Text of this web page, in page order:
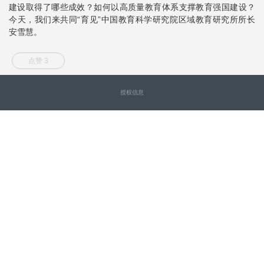
建设取得了哪些成效？如何以高质量教育体系支撑教育强国建设？
今天，我们来共同“育见”中国教育科学研究院区域教育研究所所长
安雪慧。
点赞 3
授权信息